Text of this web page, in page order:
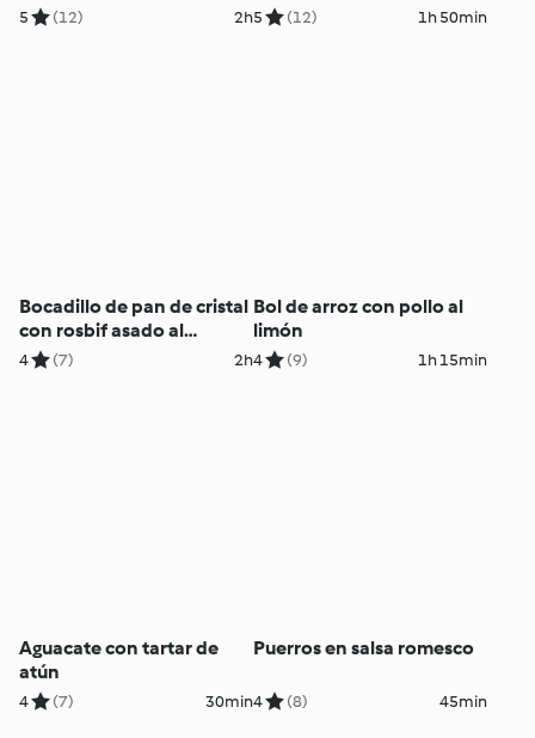
5 (12) 2h5 (12) 1h 50min
Bocadillo de pan de cristal
con rosbif asado al
chimichurri
4 (7) 2h
Bol de arroz con pollo al
limón
4 (9) 1h 15min
Aguacate con tartar de
atún
4 (7) 30min
Puerros en salsa romesco
4 (8) 45min